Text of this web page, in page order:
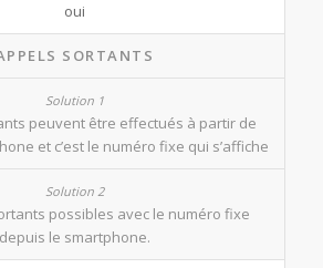
oui
SORTANTS
peuvent être effectués à partir de
et c’est le numéro fixe qui s’affiche
possibles avec le numéro fixe
depuis le smartphone.